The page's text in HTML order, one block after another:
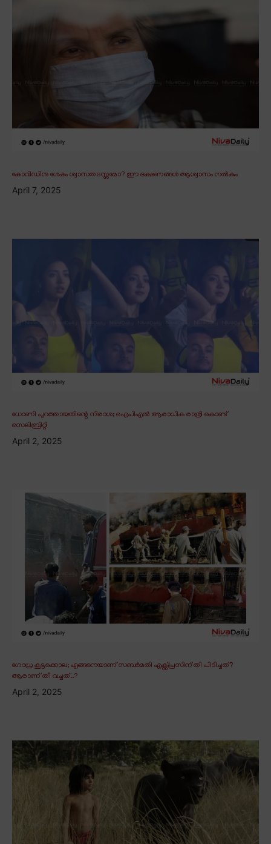
കോവിഡിനു ശേഷം ശ്വാസതടസ്സമോ? ഈ ഭക്ഷണങ്ങൾ ആശ്വാസം നൽകും
April 7, 2025
ധോണി പുറത്തായതിന്റെ നിരാശ; ഐപിഎൽ ആരാധിക രാത്രി കൊണ്ട്
സെലിബ്രിറ്റി
April 2, 2025
ഗോധ്ര കൂട്ടക്കൊല; എങ്ങനെയാണ് സബർമതി എക്സ്പ്രസിന് തീ പിടിച്ചത്?
ആരാണ് തീ വച്ചത്..?
April 2, 2025